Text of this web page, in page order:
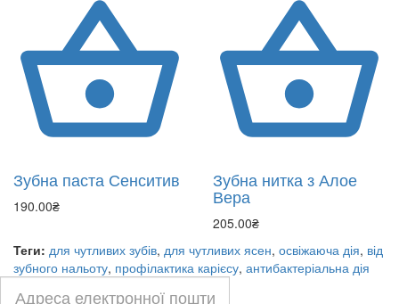
Зубна паста Сенситив
190.00₴
Зубна нитка з Алое
Вера
205.00₴
Теги: для чутливих зубів, для чутливих ясен, освіжаюча дія, від
зубного нальоту, профілактика карієсу, антибактеріальна дія